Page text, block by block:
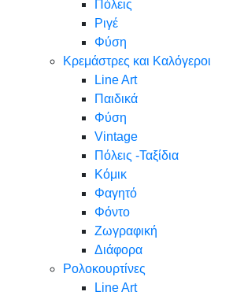
Πόλεις
Ριγέ
Φύση
Κρεμάστρες και Καλόγεροι
Line Art
Παιδικά
Φύση
Vintage
Πόλεις -Ταξίδια
Κόμικ
Φαγητό
Φόντο
Ζωγραφική
Διάφορα
Ρολοκουρτίνες
Line Art